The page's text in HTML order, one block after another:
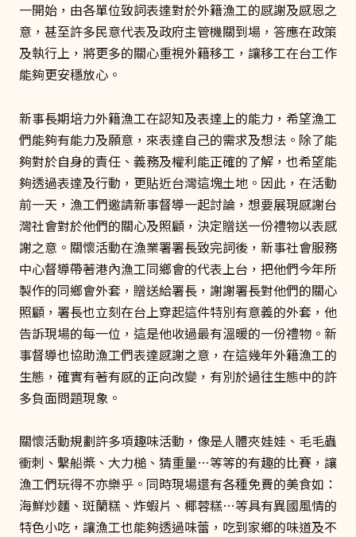
一開始，由各單位致詞表達對於外籍漁工的感謝及感恩之
意，甚至許多民意代表及政府主管機關到場，答應在政策
及執行上，將更多的關心重視外籍移工，讓移工在台工作
能夠更安穩放心。
新事長期培力外籍漁工在認知及表達上的能力，希望漁工
們能夠有能力及願意，來表達自己的需求及想法。除了能
夠對於自身的責任、義務及權利能正確的了解，也希望能
夠透過表達及行動，更貼近台灣這塊土地。因此，在活動
前一天，漁工們邀請新事督導一起討論，想要展現感謝台
灣社會對於他們的關心及照顧，決定贈送一份禮物以表感
謝之意。關懷活動在漁業署署長致完詞後，新事社會服務
中心督導帶著港內漁工同鄉會的代表上台，把他們今年所
製作的同鄉會外套，贈送給署長，謝謝署長對他們的關心
照顧，署長也立刻在台上穿起這件特別有意義的外套，他
告訴現場的每一位，這是他收過最有溫暖的一份禮物。新
事督導也協助漁工們表達感謝之意，在這幾年外籍漁工的
生態，確實有著有感的正向改變，有別於過往生態中的許
多負面問題現象。
關懷活動規劃許多項趣味活動，像是人體夾娃娃、毛毛蟲
衝刺、繫船槳、大力槌、猜重量…等等的有趣的比賽，讓
漁工們玩得不亦樂乎。同時現場還有各種免費的美食如：
海鮮炒麵、斑蘭糕、炸蝦片、椰蓉糕…等具有異國風情的
特色小吃，讓漁工也能夠透過味蕾，吃到家鄉的味道及不